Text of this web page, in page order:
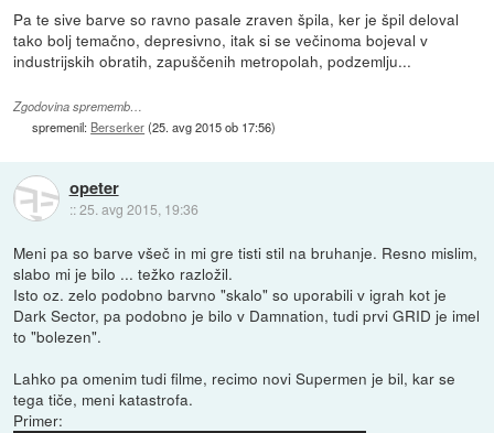
Pa te sive barve so ravno pasale zraven špila, ker je špil deloval
tako bolj temačno, depresivno, itak si se večinoma bojeval v
industrijskih obratih, zapuščenih metropolah, podzemlju...
Zgodovina sprememb…
spremenil: Berserker(25. avg 2015 ob 17:56)
opeter
::25. avg 2015, 19:36
Meni pa so barve všeč in mi gre tisti stil na bruhanje. Resno mislim,
slabo mi je bilo ... težko razložil.
Isto oz. zelo podobno barvno "skalo" so uporabili v igrah kot je
Dark Sector, pa podobno je bilo v Damnation, tudi prvi GRID je imel
to "bolezen".
Lahko pa omenim tudi filme, recimo novi Supermen je bil, kar se
tega tiče, meni katastrofa.
Primer: